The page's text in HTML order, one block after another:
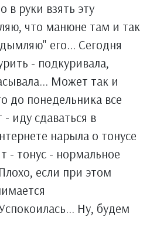
в руки взять эту
что манюне там и так
его... Сегодня
- подкуривала,
Может так и
до понедельника все
- иду сдаваться в
нарыла о тонусе
- тонус - нормальное
если при этом
Ну, будем